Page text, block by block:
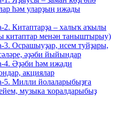
һәм уларҙың ижады
2. Китаптарҙа – халыҡ аҡылы
китаптар менән таныштырыу)
3. Осрашыуҙар, исем туйҙары,
әҙәби йыйындар
4. Әҙәби һәм ижади
акциялар
5. Милли йолаларыбыҙға
музыка ҡоралдарыбыҙ